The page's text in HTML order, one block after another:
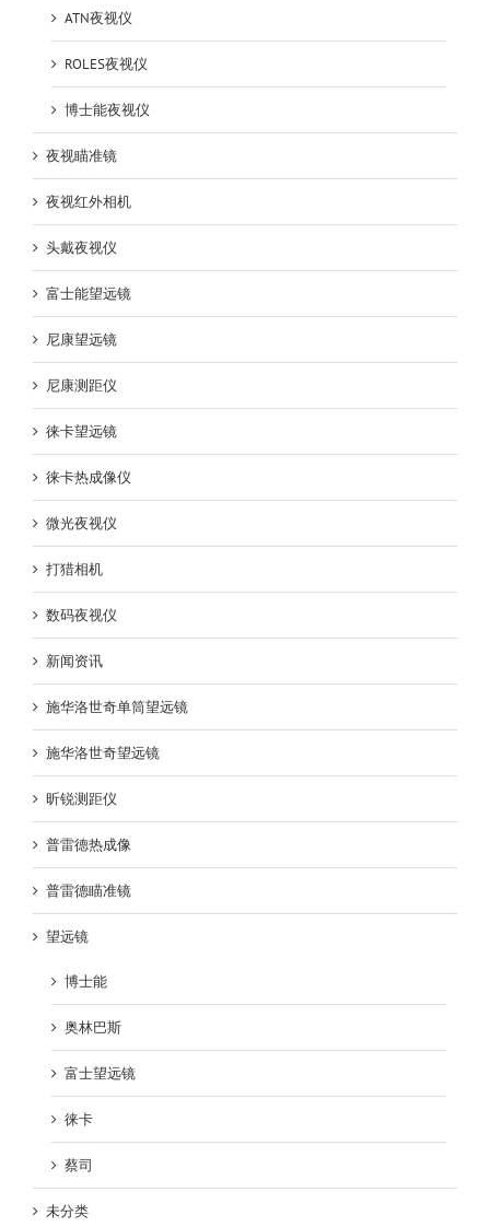
ATN夜视仪
ROLES夜视仪
博士能夜视仪
夜视瞄准镜
夜视红外相机
头戴夜视仪
富士能望远镜
尼康望远镜
尼康测距仪
徕卡望远镜
徕卡热成像仪
微光夜视仪
打猎相机
数码夜视仪
新闻资讯
施华洛世奇单筒望远镜
施华洛世奇望远镜
昕锐测距仪
普雷德热成像
普雷德瞄准镜
望远镜
博士能
奥林巴斯
富士望远镜
徕卡
蔡司
未分类